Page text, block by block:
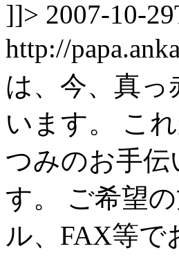
]]> 2007-10-
http://
は、今、真
います。 こ
つみのお手
す。 ご希望
ル、FAX等で